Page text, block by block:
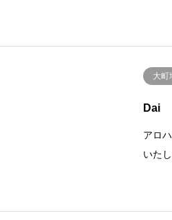
大町
Dai
アロ
いた